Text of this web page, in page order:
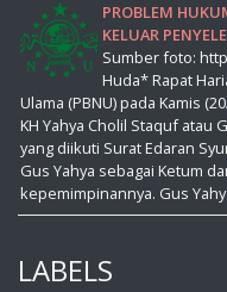
PROBLEM
KELUAR
Sumber foto:
Huda* Rapat
Ulama (PBNU) pada Kamis
KH Yahya Cholil Staquf atau
yang diikuti Surat Edaran
Gus Yahya sebagai Ketum
kepemimpinannya. Gus
LABELS